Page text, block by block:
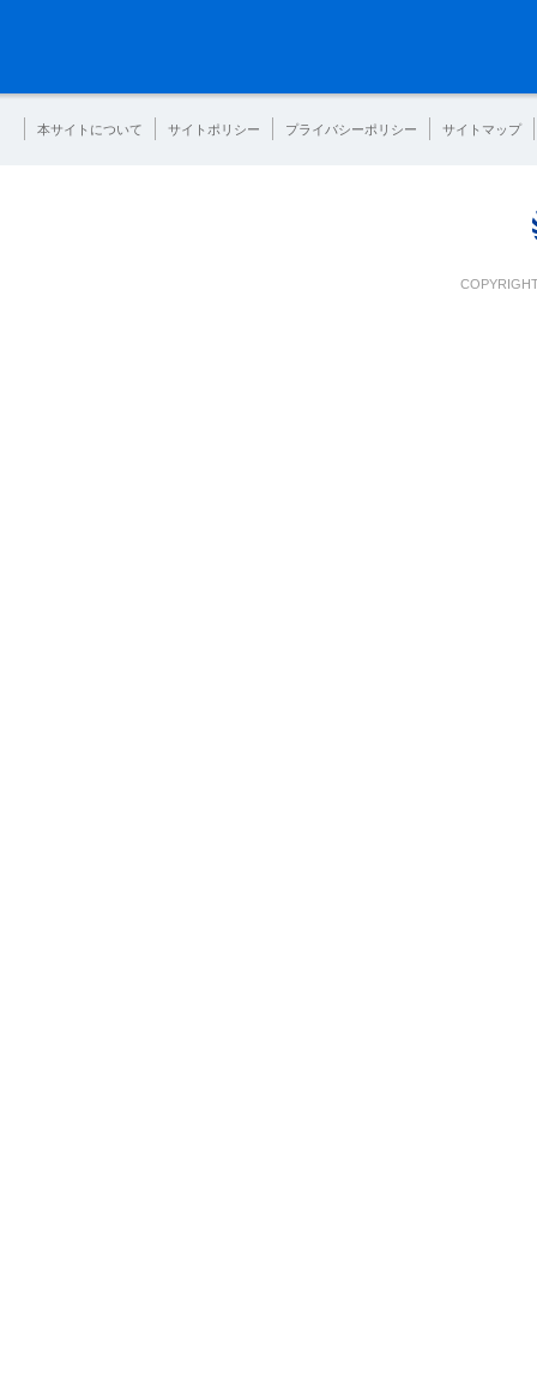
本サイトについて サイトポリシー プライバシーポリシー サイトマップ